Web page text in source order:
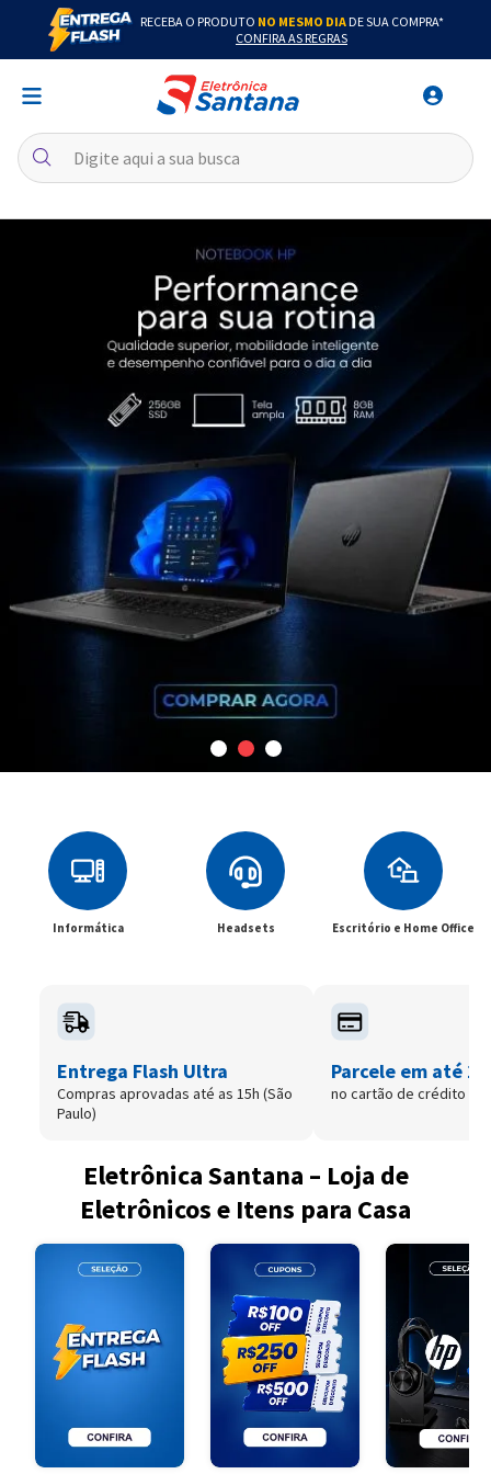
RECEBA O PRODUTO NO MESMO DIADE SUA COMPRA*
CONFIRA AS REGRAS
Informática Headsets Escritório e Home Office
Entrega Flash Ultra
Compras aprovadas até as 15h (São
Paulo)
Parcele em até
no cartão de crédito
Eletrônica Santana – Loja de
Eletrônicos e Itens para Casa